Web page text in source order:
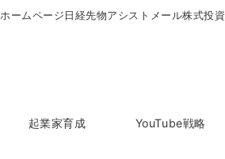
ームページ 日経先物アシストメール株式投資
起業家育成 YouTube戦略